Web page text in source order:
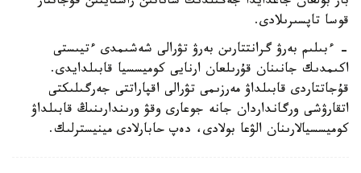
قوسا تاپسىرىلادى.
- ءبىلىم بەرۋ گرانتتارىن بەرۋ تۋرالى شەشىمدى ءتيىستى
اكىمدىك جانىنان قۇرىلعان ارنايى كوميسسيا قابىلدايدى.
قۇجاتتاردى قابىلداۋ مەرزىمى تۋرالى اقپاراتتى جەرگىلىكتى
اتقارۋشى ورگانداردان جانە جوعارى وقۋ ورىندارىنىڭ قابىلداۋ
كوميسسيالارىنان الۋعا بولادى، دەپ حابارلادى مينيسترلىك.